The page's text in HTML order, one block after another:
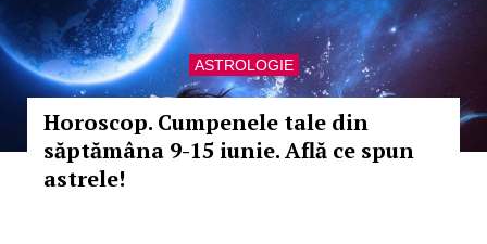
ASTROLOGIE
Horoscop. Cumpenele tale din
săptămâna 9-15 iunie. Află ce spun
astrele!